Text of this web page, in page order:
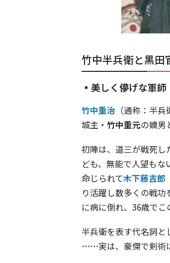
竹中半兵衛と黒田
▪️美しく儚げな軍師
竹中重治 （通称：半
城主・ 竹中重元の嫡男
初陣は、道三が戦死し
ども、無能で人望も
命じられて木下藤吉郎
り活躍し数多くの戦
に病に倒れ、36歳でこ
半兵衛を表す代名詞と
……実は、豪傑で剣術